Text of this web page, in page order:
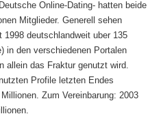
Online-Dating- hatten beide
Mitglieder. Generell sehen
deutschlandweit uber 135
in den verschiedenen Portalen
allein das Fraktur genutzt wird.
Profile letzten Endes
Zum Vereinbarung: 2003